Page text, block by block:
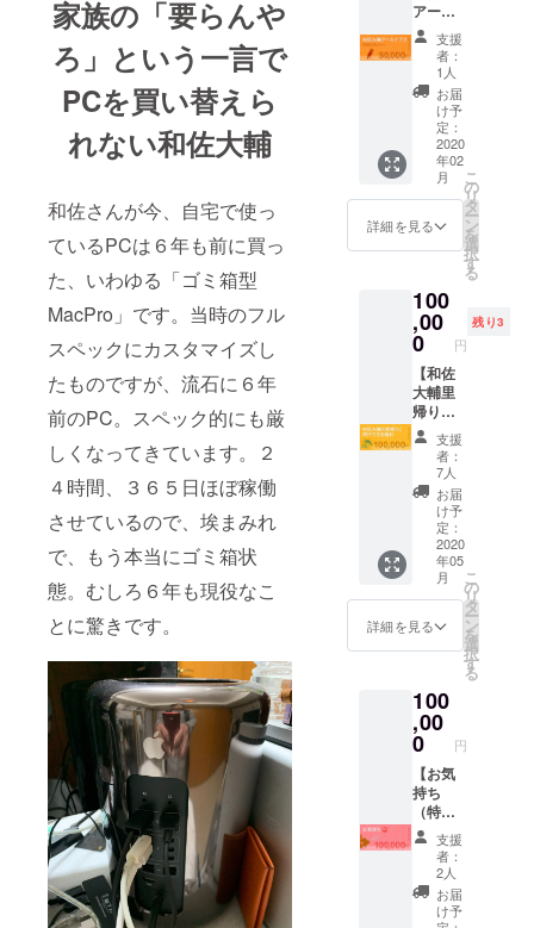
家族の「要らんや
ろ」という一言で
PCを買い替えら
れない和佐大輔
和佐さんが今、自宅で使っ
ているPCは６年も前に買っ
た、いわゆる「ゴミ箱型
MacPro」です。当時のフル
スペックにカスタマイズし
たものですが、流石に６年
前のPC。スペック的にも厳
しくなってきています。２
４時間、３６５日ほぼ稼働
させているので、埃まみれ
で、もう本当にゴミ箱状
態。むしろ６年も現役なこ
とに驚きです。
を差し
上げま
す。 ※
支援
時、必
ず備考
欄にご
希望の
お名前
をご記
さい。
近くの
お店に
移動し
てみな
さんで
お食事
と歓談
をさせ
て頂こ
うと思
いま
す。 是
い。
※16時〜
事務所
で祝
杯、18
時〜居
酒屋で
お食事
※神戸の
事務所
の最寄
り駅は
阪急岡
本駅、
JR摂津
本山駅
です ※
プロ
メッ
セージ
にて住
所をお
伝えさ
せて頂
きます
※備考欄
にお名
前をご
記載く
ださい
ティン
グセミ
ナー」
を受け
取れる
プラン
です。
動画を
お送り
させて
頂きま
す。
アーカ
イブス
「DRM
2.0セミ
ナー」
らは和
佐大輔
が２０
１８年
に開催
した
「DRM
2.0セミ
を受け
取れる
プラン
です。
動画を
お送り
させて
頂きま
す。
支援
者：
1人
お届
け予
定：
2020
年02
月
詳細を見る
こ
の
リ
タ
ー
ン
を
選
択
す
る
100
,00
0 円
残り3
【和佐
大輔里
帰りに
同行で
きる権
利】 和
佐大輔
の地
元、高
知県へ
の里帰
りに同
行でき
る権利
です。
限定１
■日程表
５月８
日１２
時高知
駅集合
５月９
日１５
時高知
駅解散
※現地集
合、現
地解散
支援
者：
7人
お届
け予
定：
2020
年05
月
詳細を見る
こ
の
リ
タ
ー
ン
を
選
択
す
る
100
,00
0 円
【お気
持ち
（特
大）】
和佐大
輔の誕
生を
「祝
支援
者：
2人
お届
け予